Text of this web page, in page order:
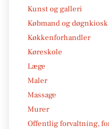
Kunst og galleri
Købmand og døgnkiosk
Køkkenforhandler
Køreskole
Læge
Maler
Massage
Murer
Offentlig forvaltning,